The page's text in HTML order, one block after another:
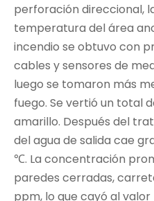
perforación direccional,
temperatura del área
incendio se obtuvo con
cables y sensores de
luego se tomaron más
fuego. Se vertió un total
amarillo. Después del
del agua de salida cae
℃. La concentración
paredes cerradas,
ppm, lo que cayó al